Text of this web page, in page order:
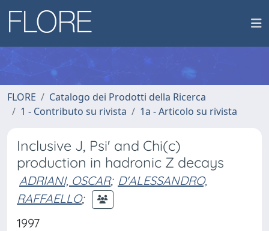
FLORE
Catalogo dei Prodotti della Ricerca
1 - Contributo su rivista
1a - Articolo su rivista
Inclusive J, Psi' and Chi(c)
production in hadronic Z decays
ADRIANI, OSCAR; D'ALESSANDRO,
RAFFAELLO;
1997